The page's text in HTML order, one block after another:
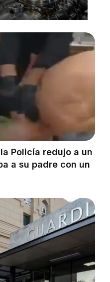
Policía redujo a un
a su padre con un